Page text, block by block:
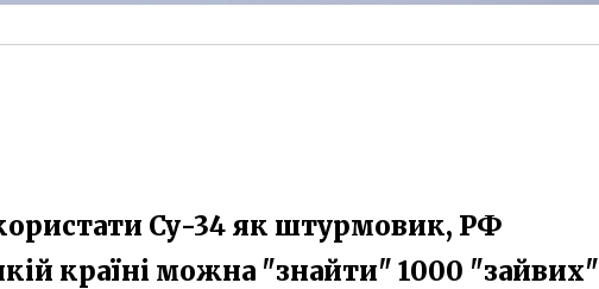
Су-34 як штурмовик, РФ
країні можна "знайти" 1000 "зайвих"